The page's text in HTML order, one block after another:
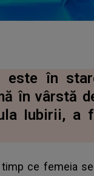
este în
în vârstă
Iubirii, a
ce femeia